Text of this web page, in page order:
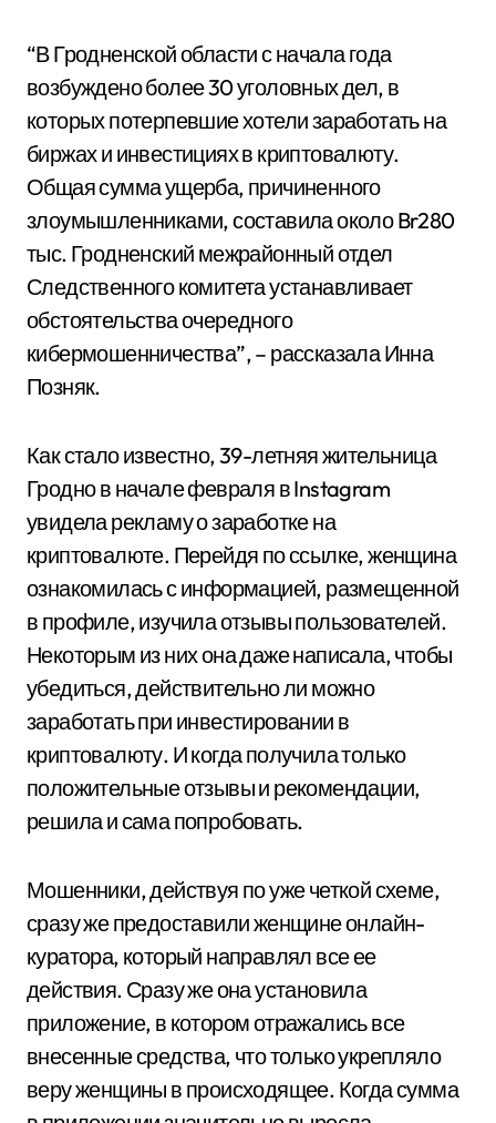
“В Гродненской области с начала года
возбуждено более 30 уголовных дел, в
которых потерпевшие хотели заработать на
биржах и инвестициях в криптовалюту.
Общая сумма ущерба, причиненного
злоумышленниками, составила около Br280
тыс. Гродненский межрайонный отдел
Следственного комитета устанавливает
обстоятельства очередного
кибермошенничества”, – рассказала Инна
Позняк.
Как стало известно, 39-летняя жительница
Гродно в начале февраля в Instagram
увидела рекламу о заработке на
криптовалюте. Перейдя по ссылке, женщина
ознакомилась с информацией, размещенной
в профиле, изучила отзывы пользователей.
Некоторым из них она даже написала, чтобы
убедиться, действительно ли можно
заработать при инвестировании в
криптовалюту. И когда получила только
положительные отзывы и рекомендации,
решила и сама попробовать.
Мошенники, действуя по уже четкой схеме,
сразу же предоставили женщине онлайн-
куратора, который направлял все ее
действия. Сразу же она установила
приложение, в котором отражались все
внесенные средства, что только укрепляло
веру женщины в происходящее. Когда сумма